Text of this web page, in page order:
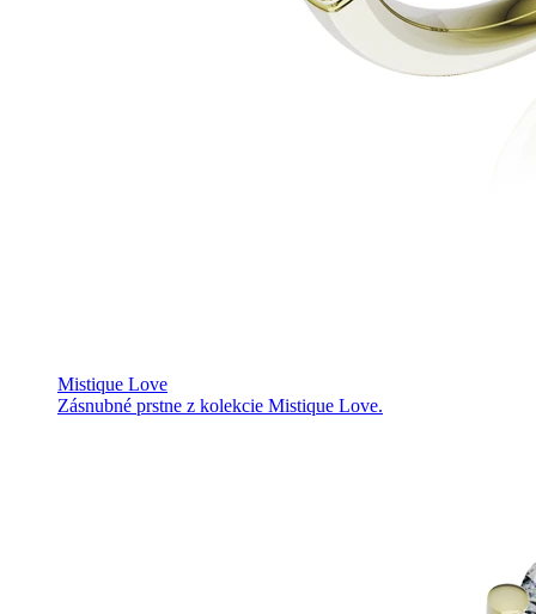
Mistique Love
Zásnubné prstne z kolekcie Mistique Love.